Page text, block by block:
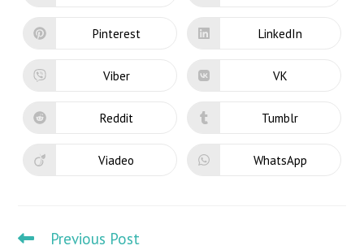
Pinterest LinkedIn
Viber VK
Reddit Tumblr
Viadeo WhatsApp
Previous Post